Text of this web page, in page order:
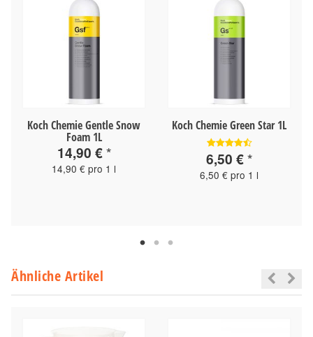
Koch Chemie Gentle Snow
Foam 1L
14,90 €*
14,90 € pro 1 l
Koch Chemie Green Star 1L
6,50 €*
6,50 € pro 1 l
Ähnliche Artikel